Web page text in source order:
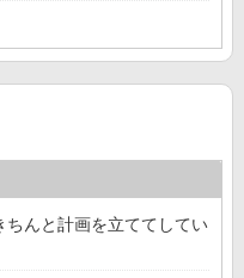
ちんと計画を立ててしてい